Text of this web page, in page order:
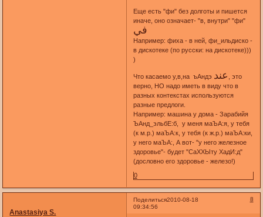
Еще есть "фи" без долготы и пишется
иначе, оно означает- "в, внутри" "фи"
في
Например: фиха - в ней, фи_ильдиско -
в дискотеке (по русски: на дискотеке)))
)
Что касаемо у,в,на ъАндэ عند
, это
верно, НО надо иметь в виду что в
разных контекстах используются
разные предлоги.
Например: машина у дома - Зарабийя
ЪАнд_эльбЕ:б, у меня маЪА:я, у тебя
(к м.р.) маЪА:к, у тебя (к ж.р.) маЪА:ки,
у него маЪА:, А вот- "у него железное
здоровье"- будет "СаХХЫту ХадИ:д"
(дословно его здоровье - железо!)
0
Поделиться 8
2010-08-18
09:34:56
Anastasiya S.